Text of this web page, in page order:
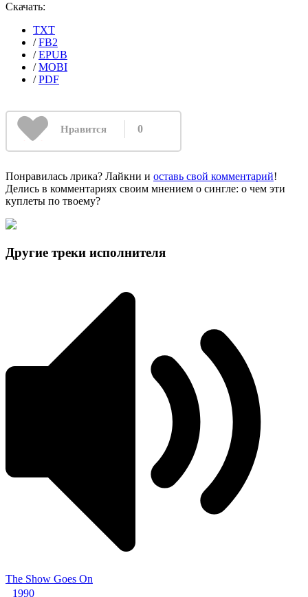
Скачать:
TXT
/FB2
/EPUB
/MOBI
/PDF
Нравится 0
Понравилась лрика? Лайкни и оставь свой комментарий!
Делись в комментариях своим мнением о сингле: о чем эти
куплеты по твоему?
Другие треки исполнителя
The Show Goes On
1990